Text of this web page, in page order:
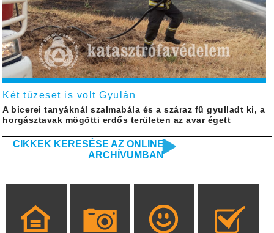
Két tűzeset is volt Gyulán
A bicerei tanyáknál szalmabála és a száraz fű gyulladt ki, a
horgásztavak mögötti erdős területen az avar égett
CIKKEK KERESÉSE AZ ONLINE
ARCHÍVUMBAN